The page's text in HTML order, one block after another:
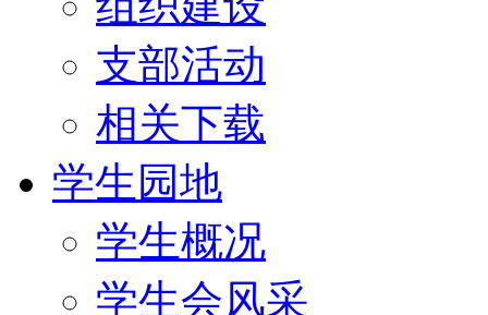
支部活动
相关下载
学生园地
学生概况
学生会风采